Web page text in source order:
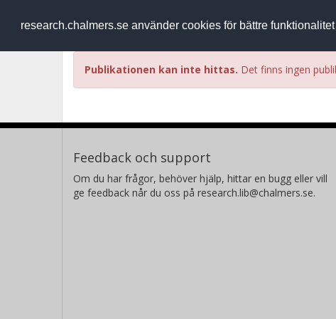
research.chalmers.se använder cookies för bättre
RESEARCH.chalmers.se
Publikationen kan inte hittas. Det finns ingen
Feedback och support
Om du har frågor, behöver hjälp, hittar en bugg eller vill
ge feedback når du oss på research.lib@chalmers.se.